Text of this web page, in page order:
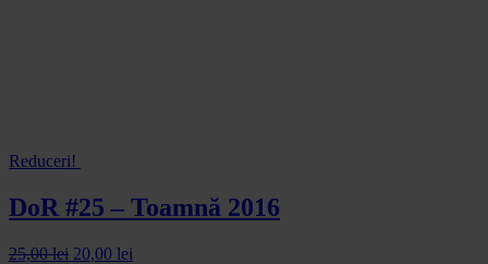
Reduceri!
DoR #25 – Toamnă 2016
25,00lei 20,00 lei